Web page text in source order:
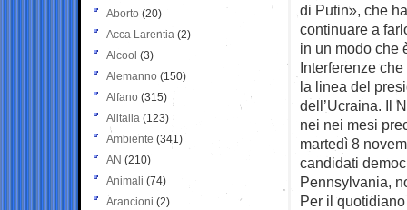
di Putin», che
continuare a
in un modo che
Interferenze
la linea del
dell’Ucraina. Il
nei nei mesi
martedì 8
candidati
Pennsylvania,
Per il
Aborto (20)
Acca Larentia (2)
Alcool (3)
Alemanno (150)
Alfano (315)
Alitalia (123)
Ambiente (341)
AN (210)
Animali (74)
Arancioni (2)